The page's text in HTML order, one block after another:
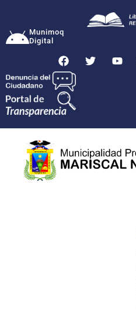
Munimoq
Digital